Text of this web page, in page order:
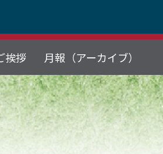
挨拶 月報（アーカイブ）